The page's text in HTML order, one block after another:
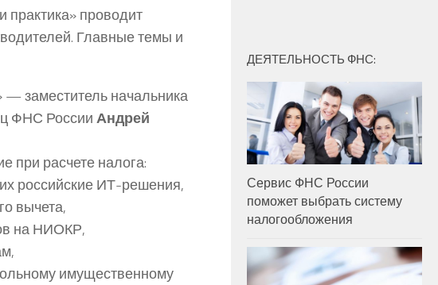
практика» проводит
Главные темы и
— заместитель начальника
ФНС РоссииАндрей
при расчете налога:
российские ИТ-решения,
вычета,
на НИОКР,
имущественному
ДЕЯТЕЛЬНОСТЬ ФНС:
Сервис ФНС России
поможет выбрать систему
налогообложения